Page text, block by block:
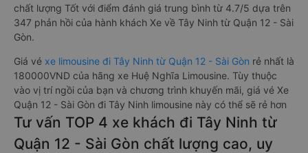
chất lượng Tốt với điểm đánh giá trung bình từ 4.7/5 dựa trên
347 phản hồi của hành khách Xe về Tây Ninh từ Quận 12 - Sài
Gòn.
Giá vé xe limousine đi Tây Ninh từ Quận 12 - Sài Gòn rẻ nhất là
180000VND của hãng xe Huệ Nghĩa Limousine. Tùy thuộc
vào vị trí ngồi của bạn và chương trình khuyến mãi, giá vé Xe
Quận 12 - Sài Gòn đi Tây Ninh limousine này có thể sẽ rẻ hơn
Tư vấn TOP 4 xe khách đi Tây Ninh từ
Quận 12 - Sài Gòn chất lượng cao, uy